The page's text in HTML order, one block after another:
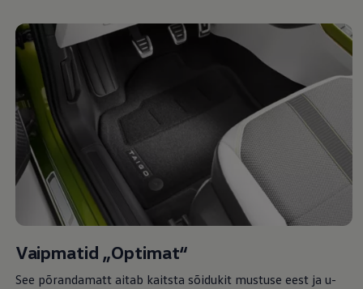
Vaipmatid „Optimat“
See põrandamatt aitab kaitsta sõidukit mustuse eest ja u-